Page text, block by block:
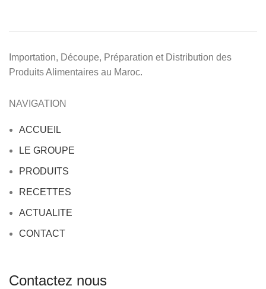
Importation, Découpe, Préparation et Distribution des
Produits Alimentaires au Maroc.
NAVIGATION
ACCUEIL
LE GROUPE
PRODUITS
RECETTES
ACTUALITE
CONTACT
Contactez nous